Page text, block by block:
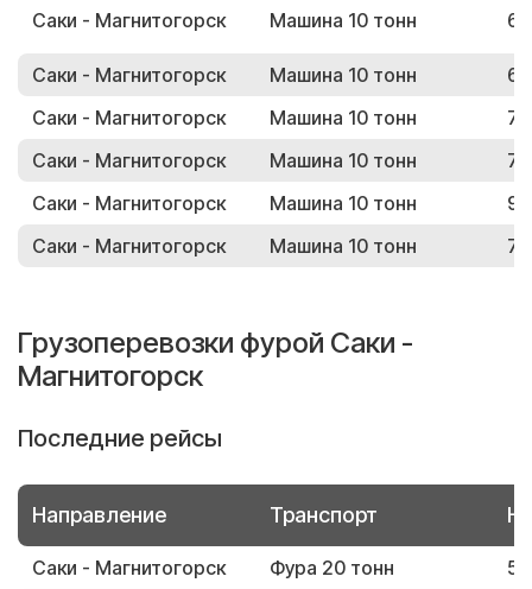
Саки - Магнитогорск Машина 10 тонн
Саки - Магнитогорск Машина 10 тонн
Саки - Магнитогорск
Машина 10 тонн
Саки - Магнитогорск
Машина 10 тонн
Саки - Магнитогорск
Машина 10 тонн
Саки - Магнитогорск
Машина 10 тонн
Грузоперевозки фурой Саки -
Магнитогорск
Последние рейсы
Направление Транспорт
Саки - Магнитогорск Фура 20 тонн